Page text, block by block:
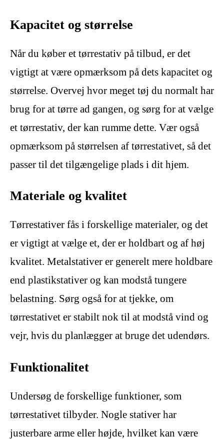
Kapacitet og størrelse
Når du køber et tørrestativ på tilbud, er det
vigtigt at være opmærksom på dets kapacitet og
størrelse. Overvej hvor meget tøj du normalt har
brug for at tørre ad gangen, og sørg for at vælge
et tørrestativ, der kan rumme dette. Vær også
opmærksom på størrelsen af ​​tørrestativet, så det
passer til det tilgængelige plads i dit hjem.
Materiale og kvalitet
Tørrestativer fås i forskellige materialer, og det
er vigtigt at vælge et, der er holdbart og af høj
kvalitet. Metalstativer er generelt mere holdbare
end plastikstativer og kan modstå tungere
belastning. Sørg også for at tjekke, om
tørrestativet er stabilt nok til at modstå vind og
vejr, hvis du planlægger at bruge det udendørs.
Funktionalitet
Undersøg de forskellige funktioner, som
tørrestativet tilbyder. Nogle stativer har
justerbare arme eller højde, hvilket kan være